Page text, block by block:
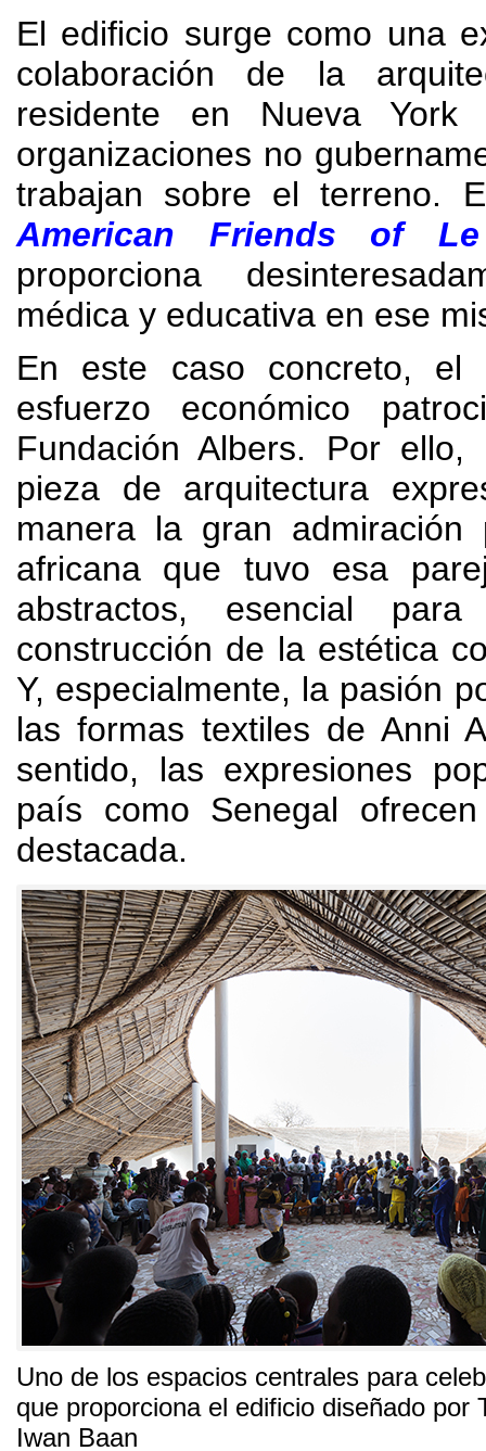
El edificio surge como una
colaboración de la
residente en Nueva York
organizaciones no
trabajan sobre el terreno.
American Friends of
proporciona
médica y educativa en ese
En este caso concreto, el
esfuerzo económico
Fundación Albers. Por ello,
pieza de arquitectura
manera la gran admiración
africana que tuvo esa
abstractos, esencial
construcción de la estética
Y, especialmente, la pasión
las formas textiles de Anni
sentido, las expresiones
país como Senegal
destacada.
Uno de los espacios centrales para
que proporciona el edificio diseñado por
Iwan Baan